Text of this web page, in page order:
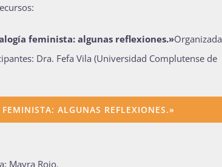
feminista: algunas reflexiones.»Organizada
Dra. Fefa Vila (Universidad Complutense de
ALGUNAS REFLEXIONES.»
Mayra Rojo.